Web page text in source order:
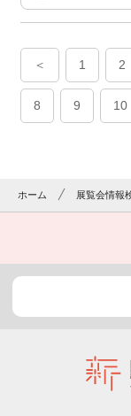
＜ 1 2
8 9 10
ホーム 展覧会情報